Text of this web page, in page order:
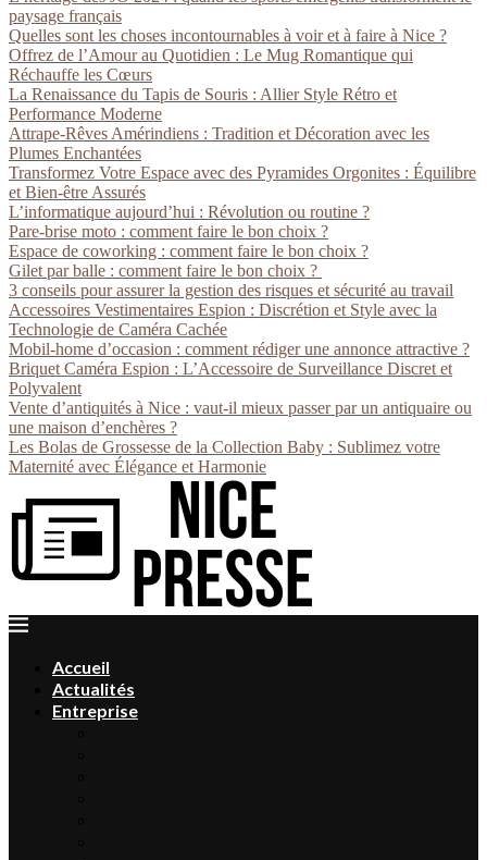
paysage français
Quelles sont les choses incontournables à voir et à faire à Nice ?
Offrez de l’Amour au Quotidien : Le Mug Romantique qui
Réchauffe les Cœurs
La Renaissance du Tapis de Souris : Allier Style Rétro et
Performance Moderne
Attrape-Rêves Amérindiens : Tradition et Décoration avec les
Plumes Enchantées
Transformez Votre Espace avec des Pyramides Orgonites : Équilibre
et Bien-être Assurés
L’informatique aujourd’hui : Révolution ou routine ?
Pare-brise moto : comment faire le bon choix ?
Espace de coworking : comment faire le bon choix ?
Gilet par balle : comment faire le bon choix ?
3 conseils pour assurer la gestion des risques et sécurité au travail
Accessoires Vestimentaires Espion : Discrétion et Style avec la
Technologie de Caméra Cachée
Mobil-home d’occasion : comment rédiger une annonce attractive ?
Briquet Caméra Espion : L’Accessoire de Surveillance Discret et
Polyvalent
Vente d’antiquités à Nice : vaut-il mieux passer par un antiquaire ou
une maison d’enchères ?
Les Bolas de Grossesse de la Collection Baby : Sublimez votre
Maternité avec Élégance et Harmonie
Accueil
Actualités
Entreprise